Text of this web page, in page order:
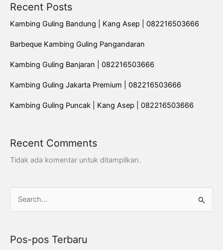
Recent Posts
Kambing Guling Bandung | Kang Asep | 082216503666
Barbeque Kambing Guling Pangandaran
Kambing Guling Banjaran | 082216503666
Kambing Guling Jakarta Premium | 082216503666
Kambing Guling Puncak | Kang Asep | 082216503666
Recent Comments
Tidak ada komentar untuk ditampilkan.
iPos-pos Terbaru